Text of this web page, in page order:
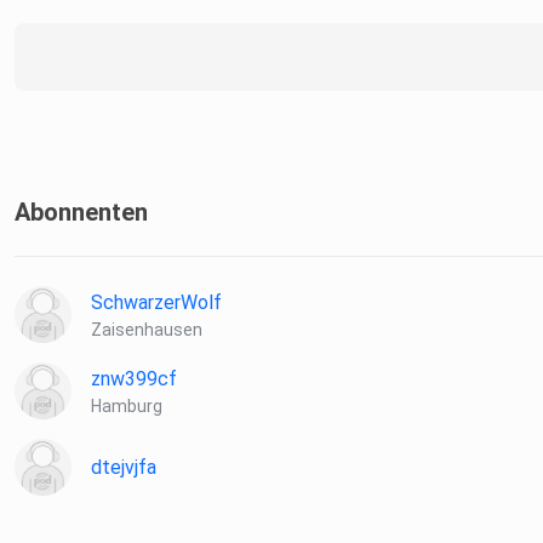
Abonnenten
SchwarzerWolf
Zaisenhausen
znw399cf
Hamburg
dtejvjfa